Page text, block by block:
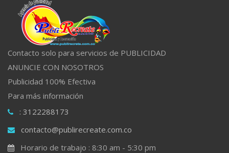
Contacto solo para servicios de PUBLICIDAD
ANUNCIE CON NOSOTROS
Publicidad 100% Efectiva
Para más información
: 3122288173
contacto@publirecreate.com.co
Horario de trabajo : 8:30 am - 5:30 pm